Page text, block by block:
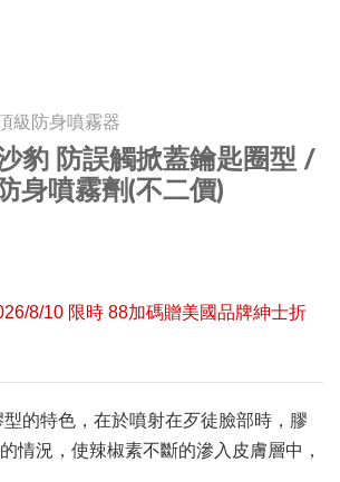
級防身噴霧器
豹 防誤觸掀蓋鑰匙圈型 /
身噴霧劑(不二價)
8/10 限時 88加碼贈美國品牌紳士折
的特色，在於噴射在歹徒臉部時，膠
情況，使辣椒素不斷的滲入皮膚層中，